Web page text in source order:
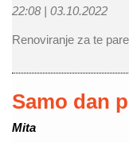
22:08 | 03.10.2022
Renoviranje za te
Samo dan
Mita